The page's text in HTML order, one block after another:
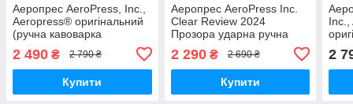
Аеропрес AeroPress, Inc.,
Aeropress® оригінальний
(ручна кавоварка
аэропресс, заварник для
кави) Аеропрес
2 490 ₴ 2 790 ₴
Купити
Аеропрес AeroPress Inc.
Clear Review 2024
Прозора ударна ручна
заварник для кави
2 290₴ 2 690 ₴
Купити
Inc.,
2